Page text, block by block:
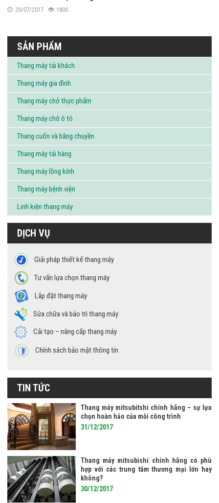
20/07/2017 1800
SẢN PHẨM
Thang máy tải khách
Thang máy gia đình
Thang máy chở thực phẩm
Thang máy chở ô tô
Thang cuốn và băng chuyền
Thang máy tải hàng
Thang máy lồng kính
Thang máy bệnh viện
Linh kiện thang máy
DỊCH VỤ
Giải pháp thiết kế thang máy
Tư vấn lựa chọn thang máy
Lắp đặt thang máy
Sửa chữa và bảo trì thang máy
Cải tạo – nâng cấp thang máy
Chính sách bảo mật thông tin
TIN TỨC
Thang máy mitsubitshi chính hãng – sự lựa
chọn hoàn hảo của mỗi công trình
31/12/2017
Thang máy mitsubishi chính hãng có phù
hợp với các trung tâm thương mại lớn hay
không?
30/12/2017